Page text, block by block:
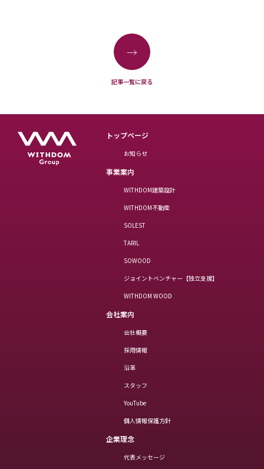
→
記事一覧に戻る
トップページ
お知らせ
事業案内
WITHDOM建築設計
WITHDOM不動産
SOLEST
TARIL
SOWOOD
ジョイントベンチャー【独立支援】
WITHDOM WOOD
会社案内
会社概要
採用情報
沿革
スタッフ
YouTube
個人情報保護方針
企業理念
代表メッセージ